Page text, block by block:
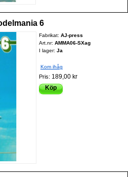
6
Fabrikat: AJ-press
Art.nr: AMMA06-SXag
I lager: Ja
Kom ihåg
Pris: 189,00 kr
Köp